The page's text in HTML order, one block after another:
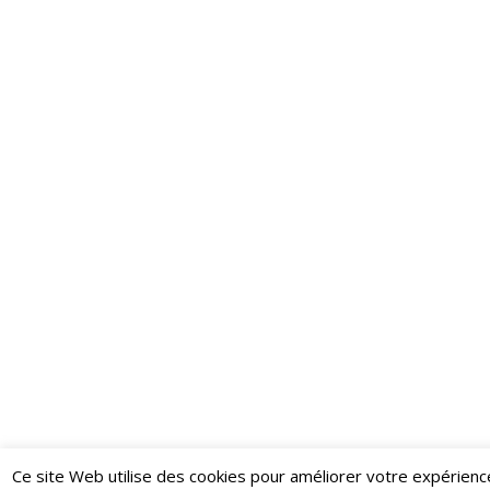
Ce site Web utilise des cookies pour améliorer votre